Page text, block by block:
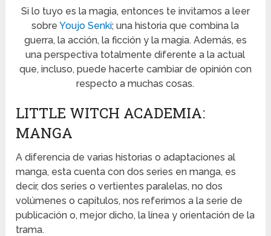
Si lo tuyo es la magia, entonces te invitamos a leer
sobreYoujo Senki; una historia que combina la
guerra, la acción, la ficción y la magia. Además, es
una perspectiva totalmente diferente a la actual
que, incluso, puede hacerte cambiar de opinión con
respecto a muchas cosas.
LITTLE WITCH ACADEMIA:
MANGA
A diferencia de varias historias o adaptaciones al
manga, esta cuenta con dos series en manga, es
decir, dos series o vertientes paralelas, no dos
volúmenes o capítulos, nos referimos a la serie de
publicación o, mejor dicho, la línea y orientación de la
trama.